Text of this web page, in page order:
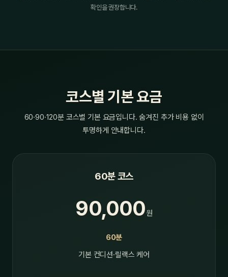
확인을 권장합니다.
코스별 기본 요금
60·90·120분 코스별 기본 요금입니다. 숨겨진 추가 비용 없이
투명하게 안내합니다.
60분 코스
90,000원
60분
기본 컨디션·릴랙스 케어